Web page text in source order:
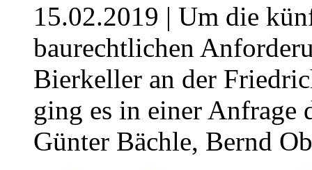
15.02.2019 | Um die
baurechtlichen
Bierkeller an der
ging es in einer Anfrage
Günter Bächle, Bernd